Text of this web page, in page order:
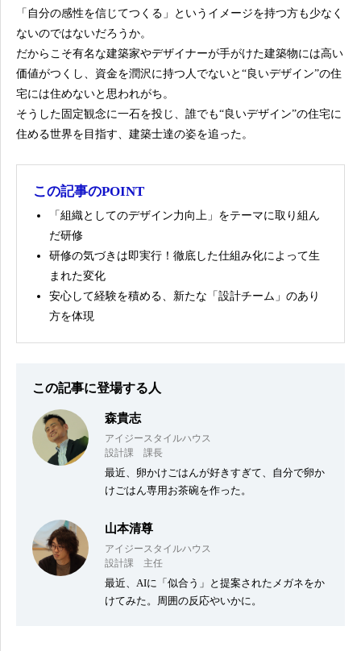
「自分の感性を信じてつくる」というイメージを持つ方も少なく
ないのではないだろうか。
だからこそ有名な建築家やデザイナーが手がけた建築物には高い
価値がつくし、資金を潤沢に持つ人でないと“良いデザイン”の住
宅には住めないと思われがち。
そうした固定観念に一石を投じ、誰でも“良いデザイン”の住宅に
住める世界を目指す、建築士達の姿を追った。
この記事のPOINT
「組織としてのデザイン力向上」をテーマに取り組ん
だ研修
研修の気づきは即実行！徹底した仕組み化によって生
まれた変化
安心して経験を積める、新たな「設計チーム」のあり
方を体現
この記事に登場する人
森貴志
アイジースタイルハウス
設計課 課長
最近、卵かけごはんが好きすぎて、自分で卵か
けごはん専用お茶碗を作った。
山本清尊
アイジースタイルハウス
設計課 主任
最近、AIに「似合う」と提案されたメガネをか
けてみた。周囲の反応やいかに。